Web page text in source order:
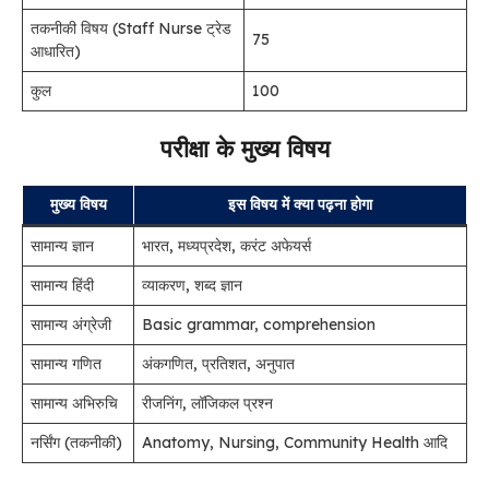
तकनीकी विषय (Staff Nurse ट्रेड
आधारित)
75
कुल 100
परीक्षा के मुख्य विषय
मुख्य विषय इस विषय में क्या पढ़ना होगा
सामान्य ज्ञान
भारत, मध्यप्रदेश, करंट अफेयर्स
सामान्य हिंदी
व्याकरण, शब्द ज्ञान
सामान्य अंग्रेजी
Basic grammar, comprehension
सामान्य गणित
अंकगणित, प्रतिशत, अनुपात
सामान्य अभिरुचि
रीजनिंग, लॉजिकल प्रश्न
नर्सिंग (तकनीकी)
Anatomy, Nursing, Community Health आदि